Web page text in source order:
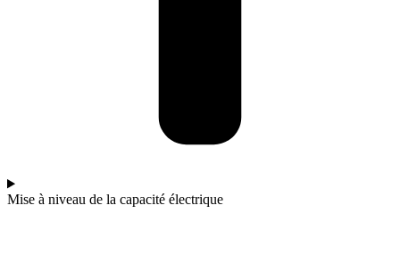
Mise à niveau de la capacité électrique